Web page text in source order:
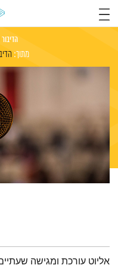
הדיבור
מתוך:
תמצית הפודקאסט
אליוט עורכת ומגישה